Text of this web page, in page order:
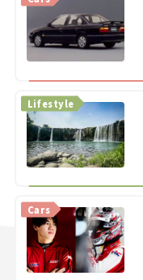
Lifestyle
Cars